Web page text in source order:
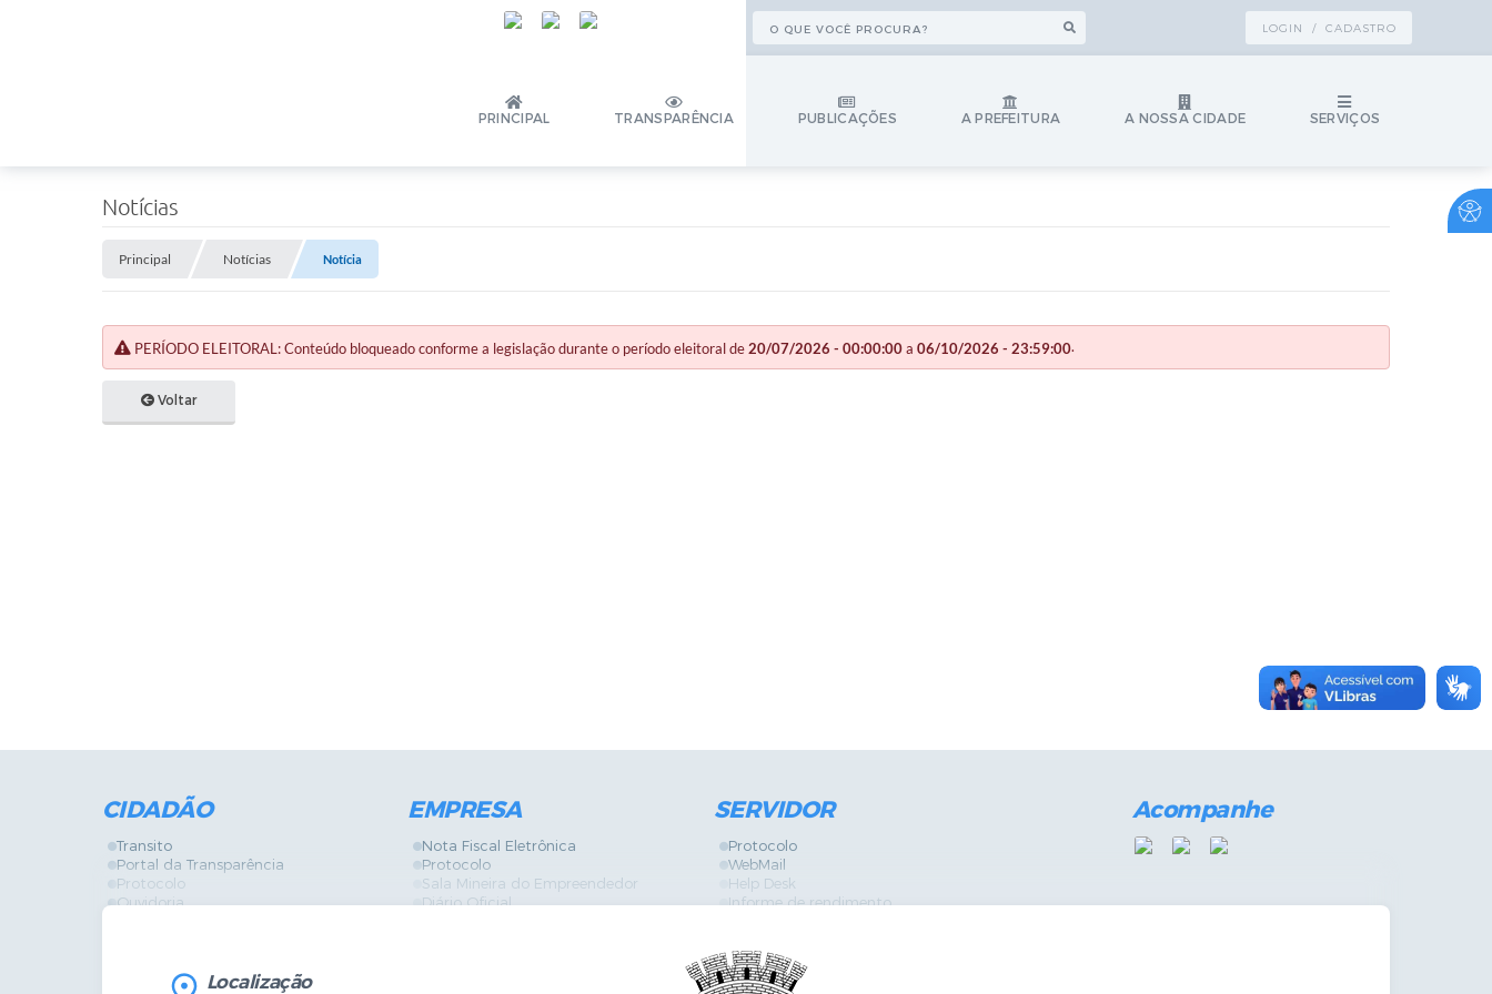
LOGIN / CADASTRO
PRINCIPAL TRANSPARÊNCIA PUBLICAÇÕES A PREFEITURA A NOSSA CIDADE SERVIÇOS
Notícias
Principal Notícias Notícia
PERÍODO ELEITORAL: Conteúdo bloqueado conforme a legislação durante o período eleitoral de20/07/2026 - 00:00:00a 06/10/2026 - 23:59:00.
Voltar
CIDADÃO
Transito
Portal da Transparência
Protocolo
Ouvidoria
Legislação
EMPRESA
Nota Fiscal Eletrônica
Protocolo
Sala Mineira do Empreendedor
Diário Oficial
SERVIDOR
Protocolo
WebMail
Help Desk
Informe de rendimento
GPI
Diário Oficial
Acompanhe
Localização